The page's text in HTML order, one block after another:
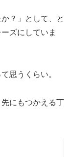
？」として、と
ズにしていま
思うくらい。
にもつかえる丁